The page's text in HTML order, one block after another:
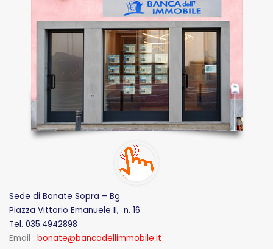
Sede di Bonate Sopra – Bg
Piazza Vittorio Emanuele II, n. 16
Tel. 035.4942898
Email : bonate@bancadellimmobile.it